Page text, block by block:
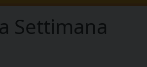
Settimana